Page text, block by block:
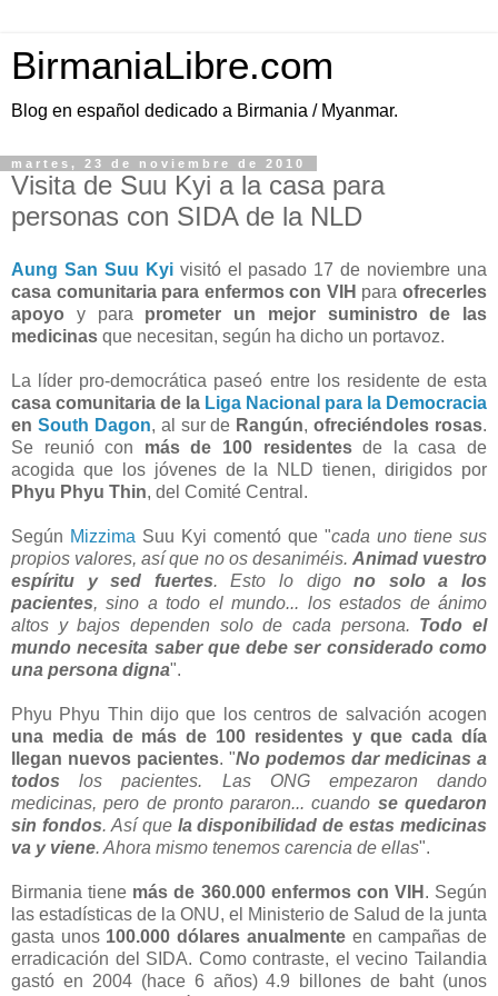
BirmaniaLibre.com
Blog en español dedicado a Birmania / Myanmar.
martes, 23 de noviembre de 2010
Visita de Suu Kyi a la casa para
personas con SIDA de la NLD
Aung San Suu Kyivisitó el pasado 17 de noviembre una
casa comunitaria para enfermos con VIH paraofrecerles
apoyo y para prometer un mejor suministro de las
medicinas que necesitan, según ha dicho un portavoz.
La líder pro-democrática paseó entre los residente de esta
casa comunitaria de la Liga Nacional para la Democracia
en South Dagon, al sur de Rangún,ofreciéndoles rosas.
Se reunió con más de 100 residentesde la casa de
acogida que los jóvenes de la NLD tienen, dirigidos por
Phyu Phyu Thin, del Comité Central.
Según Mizzima Suu Kyi comentó que "cada uno tiene sus
propios valores, así que no os desaniméis. Animad vuestro
espíritu y sed fuertes. Esto lo digono solo a los
pacientes, sino a todo el mundo... los estados de ánimo
altos y bajos dependen solo de cada persona. Todo el
mundo necesita saber que debe ser considerado como
una persona digna".
Phyu Phyu Thin dijo que los centros de salvación acogen
una media de más de 100 residentes y que cada día
llegan nuevos pacientes. "No podemos dar medicinas a
todos los pacientes. Las ONG empezaron dando
medicinas, pero de pronto pararon... cuando se quedaron
sin fondos. Así que la disponibilidad de estas medicinas
va y viene. Ahora mismo tenemos carencia de ellas".
Birmania tiene más de 360.000 enfermos con VIH . Según
las estadísticas de la ONU, el Ministerio de Salud de la junta
gasta unos 100.000 dólares anualmenteen campañas de
erradicación del SIDA. Como contraste, el vecino Tailandia
gastó en 2004 (hace 6 años) 4.9 billones de baht (unos